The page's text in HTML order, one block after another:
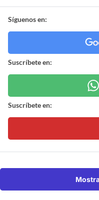
Síguenos en:
Suscríbete en:
Suscríbete en: